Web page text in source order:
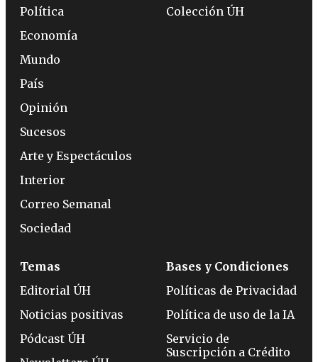
Política
Economía
Mundo
País
Opinión
Sucesos
Arte y Espectáculos
Interior
Correo Semanal
Sociedad
Colección ÚH
Temas
Editorial ÚH
Noticias positivas
Pódcast ÚH
Bases y Condiciones
Políticas de Privacidad
Política de uso de la IA
Servicio de
Suscripción a Crédito